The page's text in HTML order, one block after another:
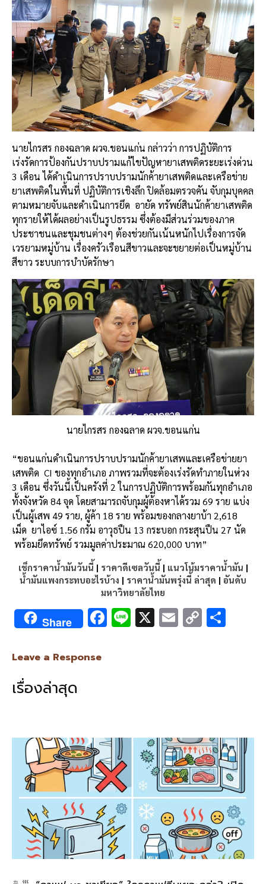
นายไกรสร กองฉลาด ผวจ.ขอนแก่น กล่าวว่า การปฏิบัติการ
เร่งรัดการป้องกันปราบปรามแก้ไขปัญหายาเสพติดระยะเร่งด่วน
3 เดือน ได้ดำเนินการปราบปรามนักค้ายาเสพติดและเครือข่าย
ยาเสพติดในพื้นที่ ปฏิบัติการเชิงลึก ปิดล้อมตรวจคัน จับกุมบุคคล
ตามหมายจับและดำเนินการยึด อายัด ทรัพย์สินนักค้ายาเสพติด
ทุกรายให้ได้ผลอย่างเป็นรูปธรรม ซึ่งต้องมีส่วนร่วมของภาค
ประชาชนและชุมชนต่างๆ ต้องช่วยกันเน้นหนักไปเรื่องการจัด
เวรยามหมู่บ้าน เรื่องครัวเรือนสีขาวและจะขยายต่อเป็นหมู่บ้าน
สีขาว ระบบการบำบัดรักษา
นายไกรสร กองฉลาด ผวจ.ขอนแก่น
“ขอนแก่นดำเนินการปราบปรามนักค้ายาเสพและเครือข่ายยา
เสพติด CI ของทุกอำเภอ ภาพรวมที่จะต้องเร่งรัดทำภายในห่วง
3 เดือน ซึ่งวันนี้เป็นครังที่ 2 ในการปฏิบัติการพร้อมกันทุกอำเภอ
ทั้งจังหวัด 84 จุด โดยสามารถจับกุมผู้ต้องหาได้รวม 69 ราย แบ่ง
เป็นผู้เสพ 49 ราย, ผู้ค้า 18 ราย พร้อมของกลางยาบ้า 2,618
เม็ด ยาไอซ์ 1.56 กรัม อาวุธปืน 13 กระบอก กระสุนปืน 27 นัด
พร้อมยึดทรัพย์ รวมมูลค่าประมาณ 620,000 บาท”
เช็กราคาน้ำมันวันนี้ | ราคาดีเซลวันนี้ | แนวโน้มราคาน้ำมัน |
น้ำมันแพงกระทบอะไรบ้าง | ราคาน้ำมันพรุ่งนี้ ล่าสุด | อันดับ
มหาวิทยาลัยไทย
Share F
k
Li X E C
Leave a Response
เรื่องล่าสุด